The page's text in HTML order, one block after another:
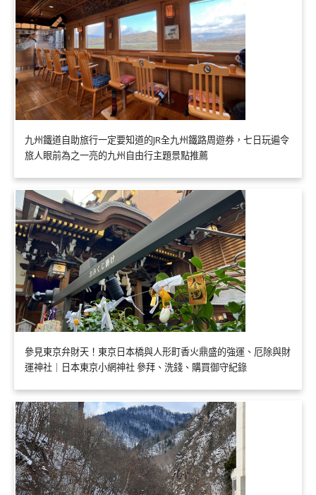
九州鐵道自助旅行一定要知道的JR全九州鐵路周遊券，七日玩遍令
旅人眼前為之一亮的九州自由行主題景點推薦
參見東京弁財天！東京日本橋與人形町香火鼎盛的強運、厄除與財
運神社｜日本東京小網神社 參拜、洗錢、購買御守紀錄